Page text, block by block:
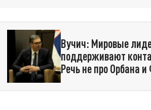
Вучич: Мировые
поддерживают
Речь не про Орбана